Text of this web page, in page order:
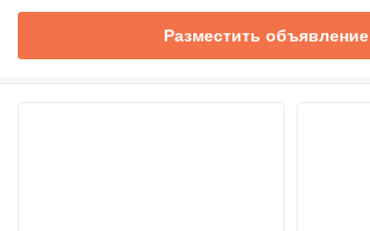
Разместить объявление